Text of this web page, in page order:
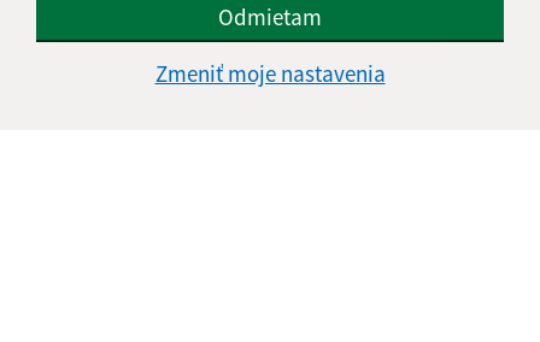
Odmietam
Zmeniť moje nastavenia